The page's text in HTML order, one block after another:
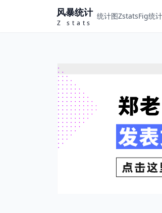
风暴统计
Z stats
统计图ZstatsFig统